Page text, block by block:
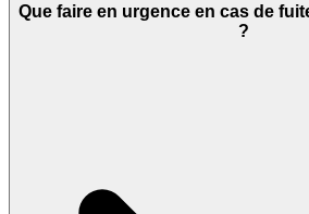
Que faire en urgence en cas de
?